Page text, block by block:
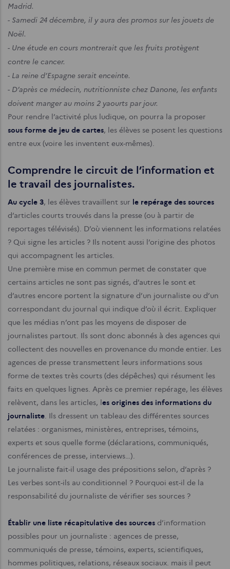
Madrid.
- Samedi 24 décembre, il y aura des promos sur les jouets de
Noël.
- Une étude en cours montrerait que les fruits protègent
contre le cancer.
- La reine d’Espagne serait enceinte.
- D’après ce médecin, nutritionniste chez Danone, les enfants
doivent manger au moins 2 yaourts par jour.
Pour rendre l’activité plus ludique, on pourra la proposer
sous forme de jeu de cartes, les élèves se posent les questions
entre eux (voire les inventent eux-mêmes).
Comprendre le circuit de l’information et
le travail des journalistes.
Au cycle 3, les élèves travaillent sur le repérage des sources
d’articles courts trouvés dans la presse (ou à partir de
reportages télévisés). D’où viennent les informations relatées
? Qui signe les articles ? Ils notent aussi l’origine des photos
qui accompagnent les articles.
Une première mise en commun permet de constater que
certains articles ne sont pas signés, d’autres le sont et
d’autres encore portent la signature d’un journaliste ou d’un
correspondant du journal qui indique d’où il écrit. Expliquer
que les médias n’ont pas les moyens de disposer de
journalistes partout. Ils sont donc abonnés à des agences qui
collectent des nouvelles en provenance du monde entier. Les
agences de presse transmettent leurs informations sous
forme de textes très courts (des dépêches) qui résument les
faits en quelques lignes. Après ce premier repérage, les élèves
relèvent, dans les articles, les origines des informations du
journaliste. Ils dressent un tableau des différentes sources
relatées : organismes, ministères, entreprises, témoins,
experts et sous quelle forme (déclarations, communiqués,
conférences de presse, interviews…).
Le journaliste fait-il usage des prépositions selon, d’après ?
Les verbes sont-ils au conditionnel ? Pourquoi est-il de la
responsabilité du journaliste de vérifier ses sources ?
Établir une liste récapitulative des sources d’information
possibles pour un journaliste : agences de presse,
communiqués de presse, témoins, experts, scientifiques,
hommes politiques, relations, réseaux sociaux. mais il peut